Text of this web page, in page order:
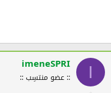
I
imeneSPRI
:: عضو منتسِب ::